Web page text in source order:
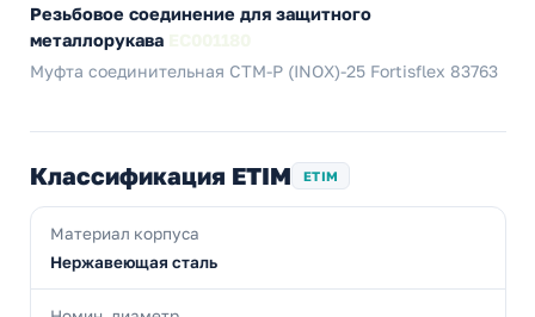
Резьбовое соединение для защитного
металлорукава
Муфта соединительная СТМ-Р (INOX)-25 Fortisflex 83763
Классификация ETIM ETIM
Материал корпуса
Нержавеющая сталь